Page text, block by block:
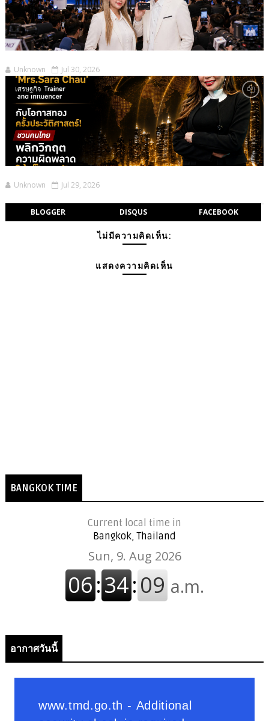
Unknown Jul 30, 2026
เศรษฐกิจ
Unknown Jul 29, 2026
BLOGGER DISQUS FACEBOOK
ไม่มีความคิดเห็น:
แสดงความคิดเห็น
BANGKOK TIME
Current local time in
Bangkok, Thailand
อากาศวันนี้